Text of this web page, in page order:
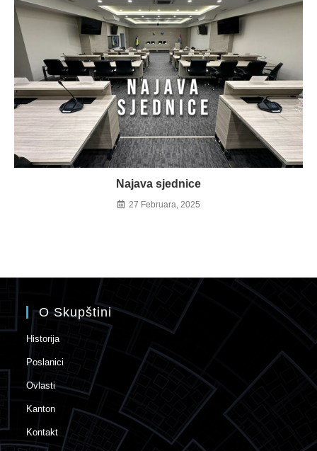
Najava sjednice
27 Februara, 2025
O Skupštini
Historija
Poslanici
Ovlasti
Kanton
Kontakt